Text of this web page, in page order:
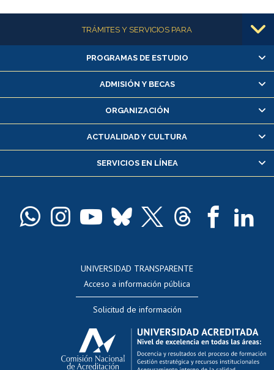
Más informaciónTRÁMITES Y SERVICIOS PARA
Alumnas/os y exalumnas/os
Matrícula en línea
Inscripción y cambio de asignaturas
Consulta y certificado de notas
Servicio médico y dental
Pago de arancel y crédito alumnos
Docentes
Perfeccionamiento
Editar Portafolio Académico
Evaluación docente
Calificación académica
Postulación al AUCAI
PROGRAMAS DE ESTUDIO
ADMISIÓN Y BECAS
ORGANIZACIÓN
ACTUALIDAD Y CULTURA
SERVICIOS EN LÍNEA
UNIVERSIDAD TRANSPARENTE
Acceso a información pública
Solicitud de información